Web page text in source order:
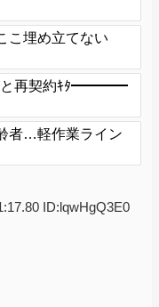
こ埋め立てない
と再契約ｷﾀ━━━━
者…軽作業ライン
ID:lqwHgQ3E0